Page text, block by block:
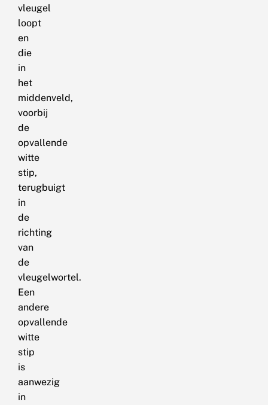
vleugel
loopt
en
die
in
het
middenveld,
voorbij
de
opvallende
witte
stip,
terugbuigt
in
de
richting
van
de
vleugelwortel.
Een
andere
opvallende
witte
stip
is
aanwezig
in